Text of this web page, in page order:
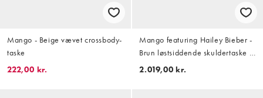
Mango - Beige vævet crossbody-
taske
222,00 kr.
Mango featuring Hailey Bieber -
Brun løstsiddende skuldertaske i
100% læder
2.019,00 kr.